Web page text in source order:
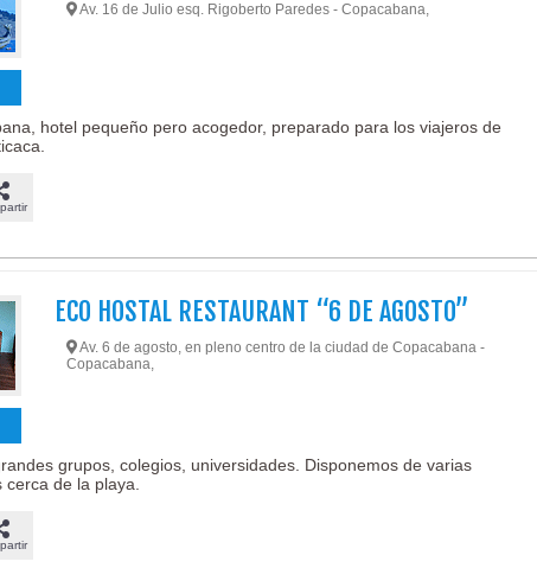
Av. 16 de Julio esq. Rigoberto Paredes - Copacabana,
hotel pequeño pero acogedor, preparado para los viajeros de
ECO HOSTAL RESTAURANT “6 DE AGOSTO”
Av. 6 de agosto, en pleno centro de la ciudad de Copacabana -
Copacabana,
grupos, colegios, universidades. Disponemos de varias
de la playa.